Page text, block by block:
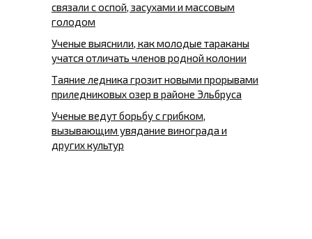
связали с оспой, засухами и массовым
голодом
Ученые выяснили, как молодые тараканы
учатся отличать членов родной колонии
Таяние ледника грозит новыми прорывами
приледниковых озер в районе Эльбруса
Ученые ведут борьбу с грибком,
вызывающим увядание винограда и
других культур